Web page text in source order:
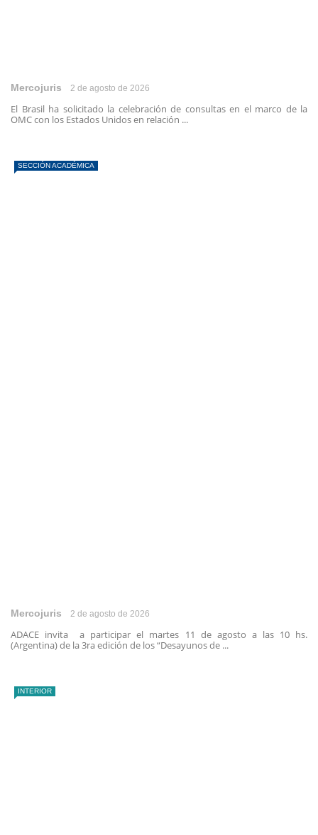
Mercojuris 2 de agosto de 2026
El Brasil ha solicitado la celebración de consultas en el marco de la
OMC con los Estados Unidos en relación ...
SECCIÓN ACADÉMICA
Mercojuris 2 de agosto de 2026
ADACE invita a participar el martes 11 de agosto a las 10 hs.
(Argentina) de la 3ra edición de los “Desayunos de ...
INTERIOR